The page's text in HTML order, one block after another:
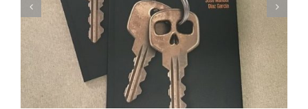
Imprimimos Proscripti, la nueva novela de Ian S.
Martin